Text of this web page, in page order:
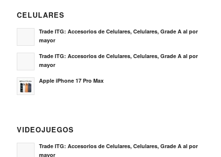
CELULARES
Trade ITG: Accesorios de Celulares, Celulares, Grade A al por
mayor
Trade ITG: Accesorios de Celulares, Celulares, Grade A al por
mayor
Apple iPhone 17 Pro Max
VIDEOJUEGOS
Trade ITG: Accesorios de Celulares, Celulares, Grade A al por
mayor